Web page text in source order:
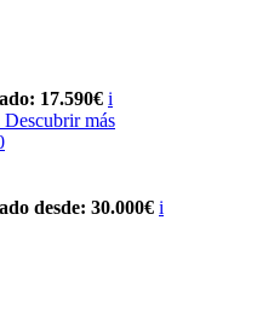
17.590€ i
Descubrir más
desde: 30.000€ i